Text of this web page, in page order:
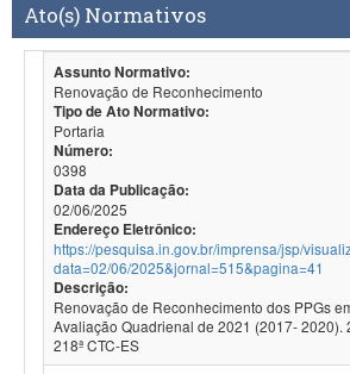
Ato(s) Normativos
Assunto Normativo:
Renovação de Reconhecimento
Tipo de Ato Normativo:
Portaria
Número:
0398
Data da Publicação:
02/06/2025
Endereço Eletrônico:
https://pesquisa.in.gov.br/imprensa/jsp/
data=02/06/2025&jornal=515&pagina=41
Descrição:
Renovação de Reconhecimento dos PPGs
Avaliação Quadrienal de 2021 (2017- 2020).
218ª CTC-ES